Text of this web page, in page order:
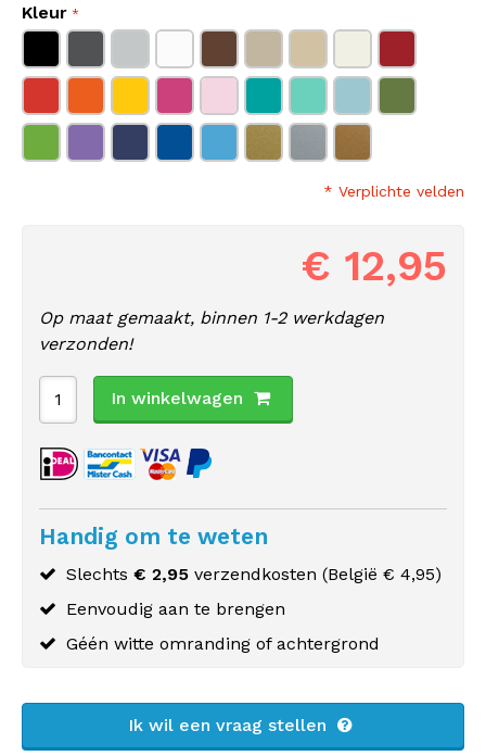
Kleur
* Verplichte velden
€ 12,95
Op maat gemaakt, binnen 1-2 werkdagen
verzonden!
In winkelwagen
Handig om te weten
Slechts € 2,95 verzendkosten (België € 4,95)
Eenvoudig aan te brengen
Géén witte omranding of achtergrond
Ik wil een vraag stellen